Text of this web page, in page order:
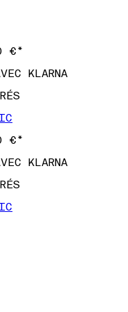
KLARNA
€*
KLARNA